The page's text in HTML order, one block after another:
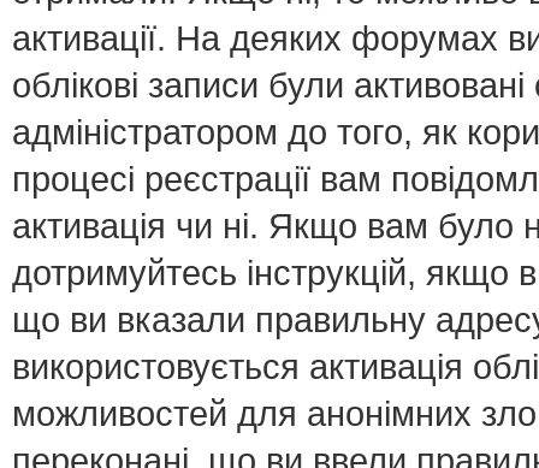
активації. На деяких форумах
облікові записи були
адміністратором до того, як
процесі реєстрації вам
активація чи ні. Якщо вам
дотримуйтесь інструкцій,
що ви вказали правильну
використовується активація
можливостей для анонімних